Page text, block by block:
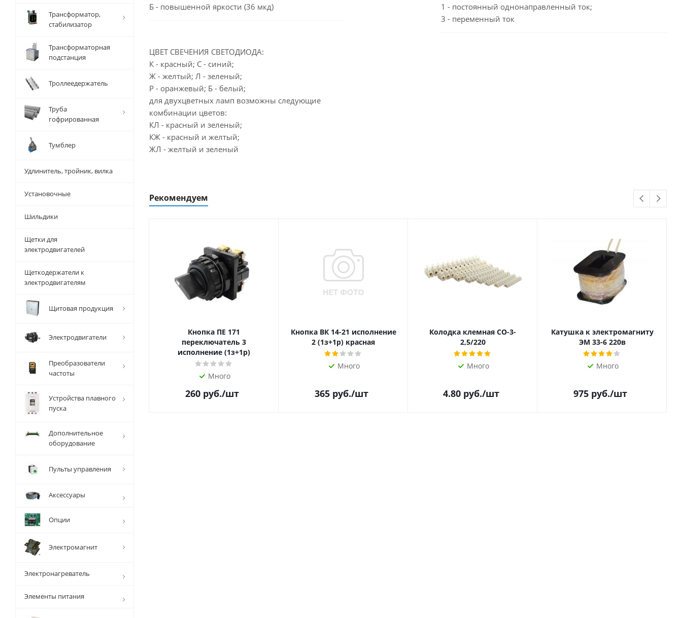
Б - повышенной яркости (36 мкд)
1 - постоянный однонаправленный ток;
3 - переменный ток
ЦВЕТ СВЕЧЕНИЯ СВЕТОДИОДА:
К - красный; С - синий;
Ж - желтый; Л - зеленый;
Р - оранжевый; Б - белый;
для двухцветных ламп возможны следующие
комбинации цветов:
КЛ - красный и зеленый;
КЖ - красный и желтый;
ЖЛ - желтый и зеленый
Рекомендуем
Кнопка ПЕ 171
переключатель 3
исполнение (1з+1р)
Много
260 руб./шт
Кнопка ВК 14-21 исполнение
2 (1з+1р) красная
Много
365 руб./шт
Колодка клемная СО-3-
2,5/220
Много
4.80руб./шт
Катушка к электромагниту
ЭМ 33-6 220в
Много
975 руб./шт
Трансформатор,
стабилизатор
Трансформаторная
подстанция
Троллеедержатель
Труба
гофрированная
Тумблер
Удлинитель, тройник, вилка
Установочные
Шильдики
Щетки для
электродвигателей
Щеткодержатели к
электродвигателям
Щитовая продукция
Электродвигатели
Преобразователи
частоты
Устройства плавного
пуска
Дополнительное
оборудование
Пульты управления
Аксессуары
Опции
Электромагнит
Электронагреватель
Элементы питания